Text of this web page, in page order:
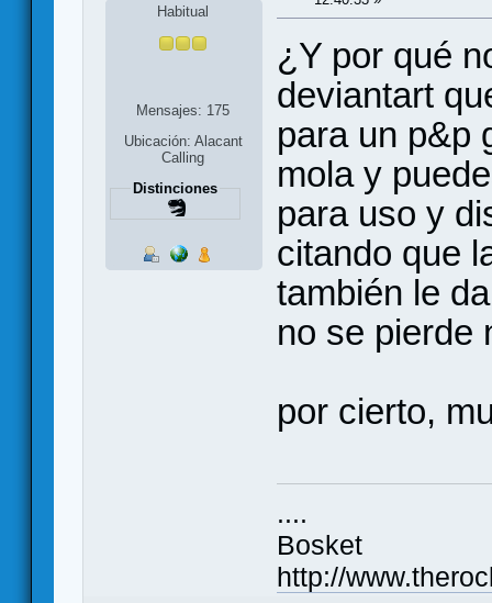
Habitual
Mensajes: 175
Ubicación: Alacant
Calling
Distinciones
¿Y por qué
deviantart
para un p&p
mola y
para uso y
citando que
también le
no se pierde
por cierto,
....
Bosket
http://